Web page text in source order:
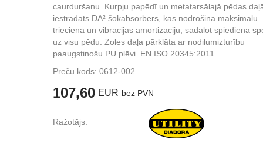
caurduršanu. Kurpju papēdī un metatarsālajā pēdas
iestrādāts DA² šokabsorbers, kas nodrošina maksimālu
trieciena un vibrācijas amortizāciju, sadalot spiediena
uz visu pēdu. Zoles daļa pārklāta ar nodilumizturību
paaugstinošu PU plēvi. EN ISO 20345:2011
Preču kods: 0612-002
107,60 EUR bez PVN
Ražotājs: